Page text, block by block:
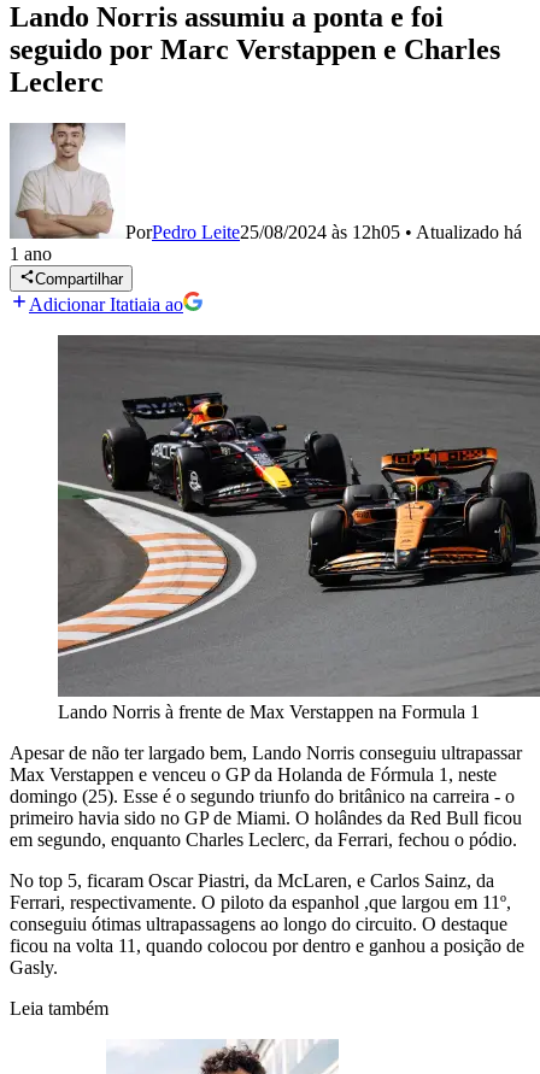
Lando Norris assumiu a ponta e foi
seguido por Marc Verstappen e Charles
Leclerc
PorPedro Leite25/08/2024 às 12h05 • Atualizado há
1 ano
Compartilhar
Adicionar Itatiaia ao
Lando Norris à frente de Max Verstappen na Formula 1
Apesar de não ter largado bem, Lando Norris conseguiu ultrapassar
Max Verstappen e venceu o GP da Holanda de Fórmula 1, neste
domingo (25). Esse é o segundo triunfo do britânico na carreira - o
primeiro havia sido no GP de Miami. O holândes da Red Bull ficou
em segundo, enquanto Charles Leclerc, da Ferrari, fechou o pódio.
No top 5, ficaram Oscar Piastri, da McLaren, e Carlos Sainz, da
Ferrari, respectivamente. O piloto da espanhol ,que largou em 11º,
conseguiu ótimas ultrapassagens ao longo do circuito. O destaque
ficou na volta 11, quando colocou por dentro e ganhou a posição de
Gasly.
Leia também